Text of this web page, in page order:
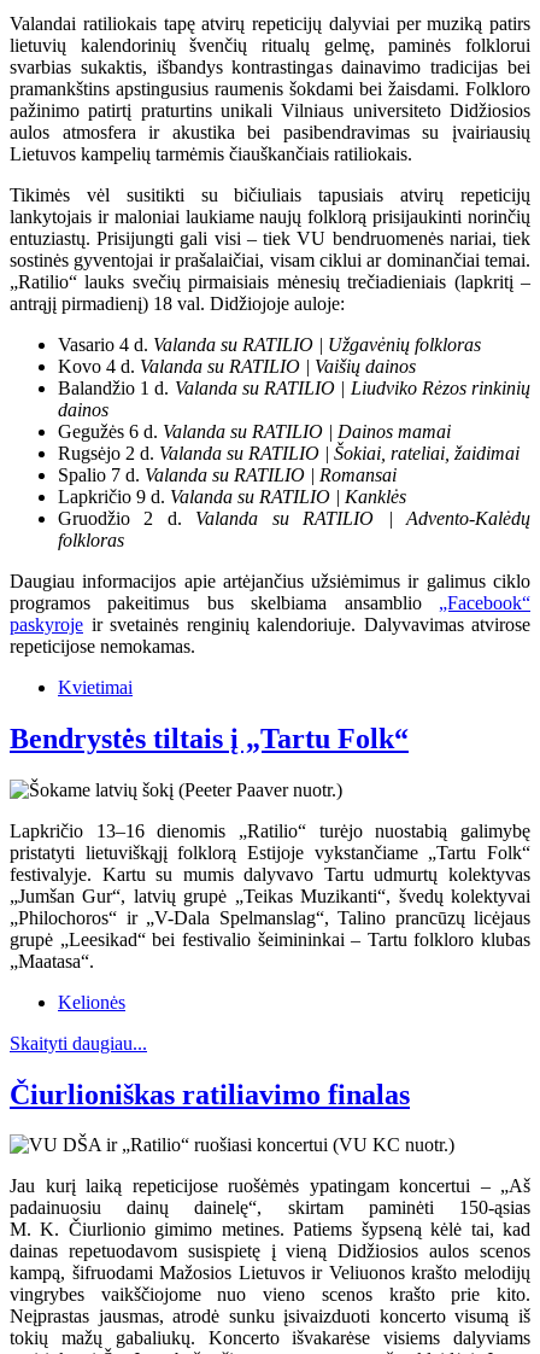
Valandai ratiliokais tapę atvirų repeticijų dalyviai per muziką patirs
lietuvių kalendorinių švenčių ritualų gelmę, paminės folklorui
svarbias sukaktis, išbandys kontrastingas dainavimo tradicijas bei
pramankštins apstingusius raumenis šokdami bei žaisdami. Folkloro
pažinimo patirtį praturtins unikali Vilniaus universiteto Didžiosios
aulos atmosfera ir akustika bei pasibendravimas su įvairiausių
Lietuvos kampelių tarmėmis čiauškančiais ratiliokais.
Tikimės vėl susitikti su bičiuliais tapusiais atvirų repeticijų
lankytojais ir maloniai laukiame naujų folklorą prisijaukinti norinčių
entuziastų. Prisijungti gali visi – tiek VU bendruomenės nariai, tiek
sostinės gyventojai ir prašalaičiai, visam ciklui ar dominančiai temai.
„Ratilio“ lauks svečių pirmaisiais mėnesių trečiadieniais (lapkritį –
antrąjį pirmadienį) 18 val. Didžiojoje auloje:
Vasario 4 d. Valanda su RATILIO | Užgavėnių folkloras
Kovo 4 d. Valanda su RATILIO | Vaišių dainos
Balandžio 1 d. Valanda su RATILIO | Liudviko Rėzos rinkinių
dainos
Gegužės 6 d. Valanda su RATILIO | Dainos mamai
Rugsėjo 2 d. Valanda su RATILIO | Šokiai, rateliai, žaidimai
Spalio 7 d. Valanda su RATILIO | Romansai
Lapkričio 9 d. Valanda su RATILIO | Kanklės
Gruodžio 2 d. Valanda su RATILIO | Advento-Kalėdų
folkloras
Daugiau informacijos apie artėjančius užsiėmimus ir galimus ciklo
programos pakeitimus bus skelbiama ansamblio „Facebook“
paskyroje ir svetainės renginių kalendoriuje. Dalyvavimas atvirose
repeticijose nemokamas.
Kvietimai
Bendrystės tiltais į „Tartu Folk“
Lapkričio 13–16 dienomis „Ratilio“ turėjo nuostabią galimybę
pristatyti lietuviškąjį folklorą Estijoje vykstančiame „Tartu Folk“
festivalyje. Kartu su mumis dalyvavo Tartu udmurtų kolektyvas
„Jumšan Gur“, latvių grupė „Teikas Muzikanti“, švedų kolektyvai
„Philochoros“ ir „V-Dala Spelmanslag“, Talino prancūzų licėjaus
grupė „Leesikad“ bei festivalio šeimininkai – Tartu folkloro klubas
„Maatasa“.
Kelionės
Skaityti daugiau...
Čiurlioniškas ratiliavimo finalas
Jau kurį laiką repeticijose ruošėmės ypatingam koncertui – „Aš
padainuosiu dainų dainelę“, skirtam paminėti 150-ąsias
M. K. Čiurlionio gimimo metines. Patiems šypseną kėlė tai, kad
dainas repetuodavom susispietę į vieną Didžiosios aulos scenos
kampą, šifruodami Mažosios Lietuvos ir Veliuonos krašto melodijų
vingrybes vaikščiojome nuo vieno scenos krašto prie kito.
Neįprastas jausmas, atrodė sunku įsivaizduoti koncerto visumą iš
tokių mažų gabaliukų. Koncerto išvakarėse visiems dalyviams